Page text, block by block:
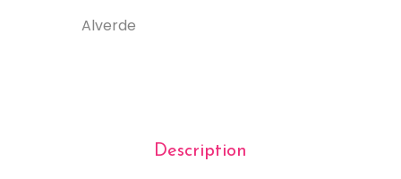
Alverde
Description